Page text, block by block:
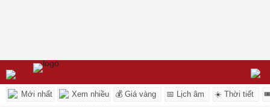
Mới nhất Xem nhiều 💰 Giá vàng 📅 Lịch âm ☀️ Thời tiết